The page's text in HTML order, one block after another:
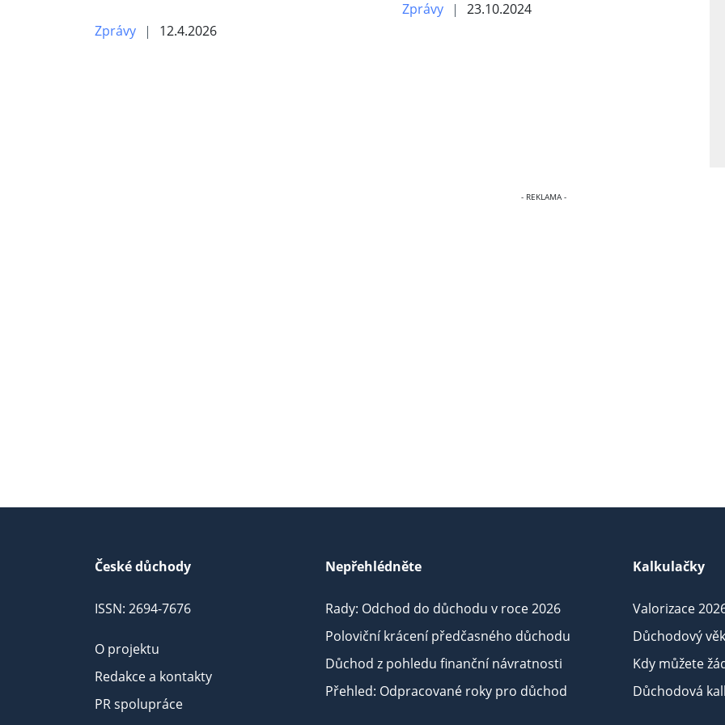
Zprávy 12.4.2026
Zprávy 23.10.2024
České důchody
ISSN: 2694-7676
O projektu
Redakce a kontakty
PR spolupráce
Nepřehlédněte
Rady: Odchod do důchodu v roce 2026
Poloviční krácení předčasného důchodu
Důchod z pohledu finanční návratnosti
Přehled: Odpracované roky pro důchod
Kalkulačky
Valorizace
Důchodový
Kdy můžete
Důchodová